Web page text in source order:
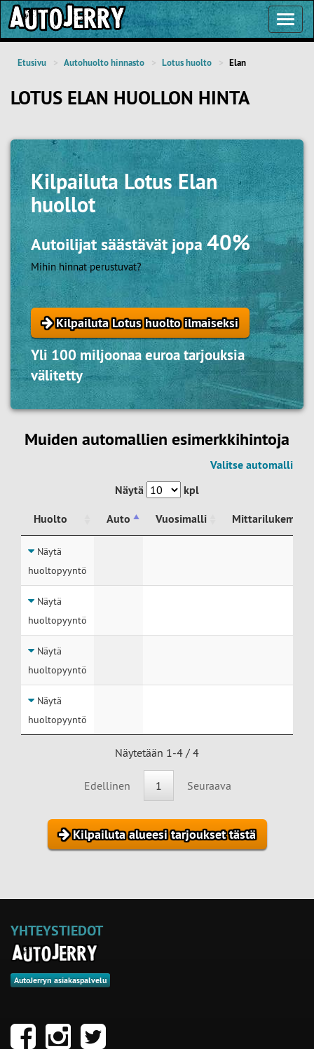
Etusivu Autohuolto hinnasto Lotus huolto Elan
LOTUS ELAN HUOLLON HINTA
KilpailutaLotus Elan
huollot
Autoilijat säästävät jopa40%
Mihin hinnat perustuvat?
Kilpailuta Lotus huolto ilmaiseksi
Yli 100 miljoonaa euroa tarjouksia
välitetty
Muiden automallien esimerkkihintoja
Valitse automalli
Näytä
kpl
Huolto
Auto Vuosimalli
Mittarilukema
Huolto
Näytä
huoltopyyntö
Näytä
huoltopyyntö
Näytä
huoltopyyntö
Näytä
huoltopyyntö
Näytetään 1-4 / 4
Edellinen 1 Seuraava
Kilpailuta alueesi tarjoukset tästä
YHTEYSTIEDOT
AutoJerryn asiakaspalvelu